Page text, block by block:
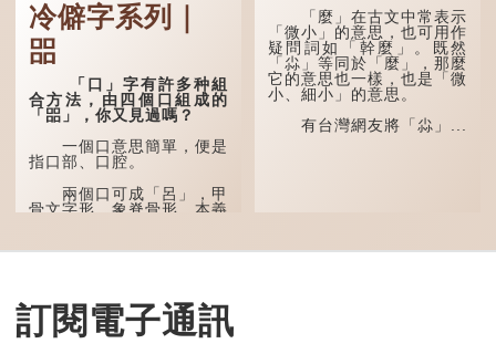
多年前，蘋果手機推出
iPhone12時，曾宣傳它的
鏡頭有專業的運算攝影功
能，便用上「瞐」這個字，
表達iPhone12有由8位提
升至10位HDR影片拍攝功
能，能自動進行杜比視界調
色，達到專...
冷僻字系列｜
㗊
「口」字有許多种組
合方法，由四個口組成的
「㗊」，你又見過嗎？
一個口意思簡單，便是
指口部、口腔。
兩個口可成「呂」，甲
骨文字形，象脊骨形，本義
通用為姓氏。兩個口也可以
思。
三個口為「品」，這個
「麼」在古文中常表示
「微小」的意思，也可用作
疑問詞如「幹麼」。既然
「尛」等同於「麼」，那麼
它的意思也一樣，也是「微
小、細小」的意思。
有台灣網友將「尛」...
訂閱電子通訊